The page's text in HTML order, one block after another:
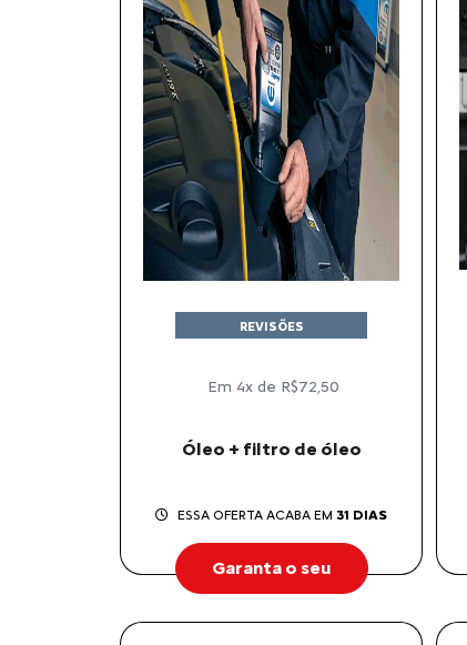
Óleo + filtro de óleo
REVISÕES
Em 4x de R$72,50
ESSA OFERTA ACABA EM 31 DIAS
Garanta o seu